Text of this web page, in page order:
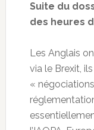
Suite du
des heures
Les Anglais
via le Brexit,
«